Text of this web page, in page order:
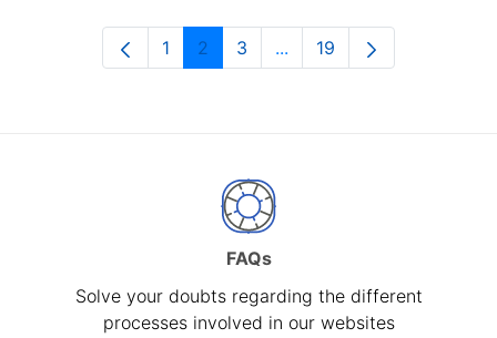
Page
1 Page
2 Page
3 ...Intermediate Pages Use
Page
19
FAQs
Solve your doubts regarding the different
processes involved in our websites